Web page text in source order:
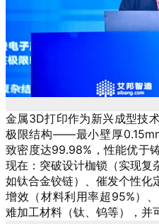
金属3D打印作为新兴成型技
极限结构——最小壁厚
致密度达99.98%，性能优于
现在：突破设计枷锁（实现复
如钛合金铰链）、催发个性化
增效（材料利用率超95%）
难加工材料（钛、钨等），并